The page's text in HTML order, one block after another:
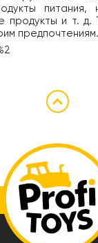
питания,
продукты и т. д.
предпочтениям.